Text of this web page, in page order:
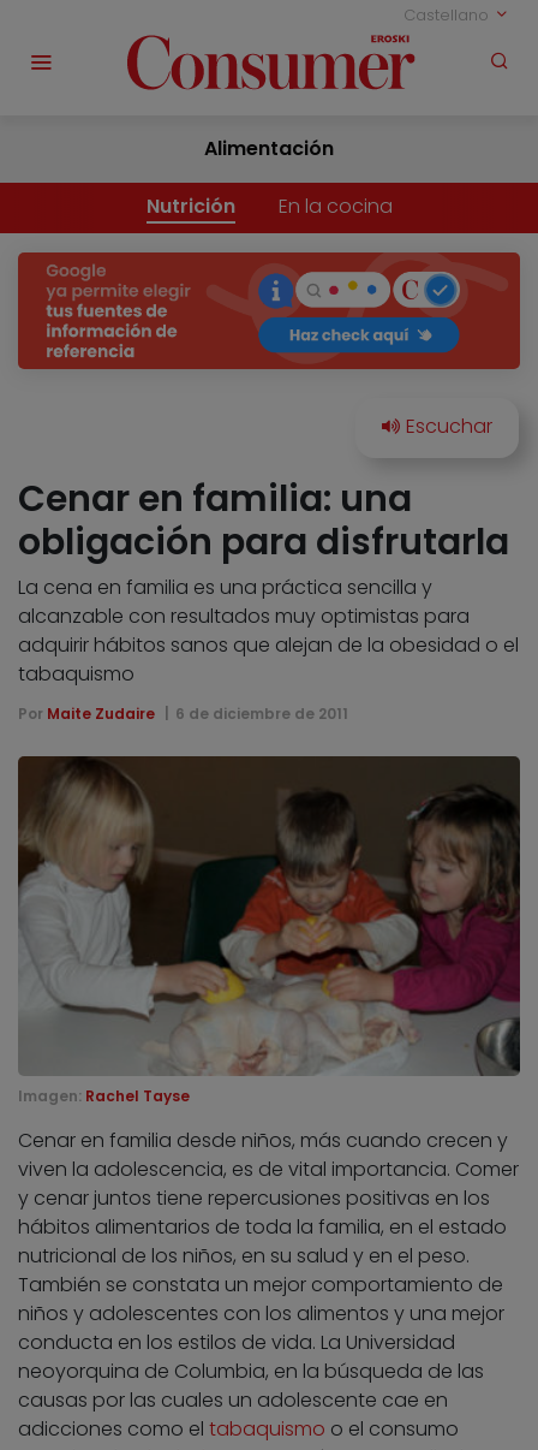
Castellano
Alimentación
Nutrición En la cocina
Cenar en familia: una
obligación para disfrutarla
La cena en familia es una práctica sencilla y
alcanzable con resultados muy optimistas para
adquirir hábitos sanos que alejan de la obesidad o el
tabaquismo
Por Maite Zudaire 6 de diciembre de 2011
Imagen: Rachel Tayse
Cenar en familia desde niños, más cuando crecen y
viven la adolescencia, es de vital importancia. Comer
y cenar juntos tiene repercusiones positivas en los
hábitos alimentarios de toda la familia, en el estado
nutricional de los niños, en su salud y en el peso.
También se constata un mejor comportamiento de
niños y adolescentes con los alimentos y una mejor
conducta en los estilos de vida. La Universidad
neoyorquina de Columbia, en la búsqueda de las
causas por las cuales un adolescente cae en
adicciones como el tabaquismo o el consumo